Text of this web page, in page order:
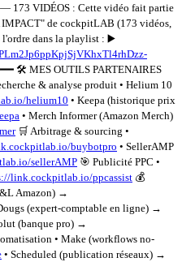
173 VIDÉOS : Cette vidéo fait partie
de cockpitLAB (173 vidéos,
l'ordre dans la playlist : ▶️
🛠️ MES OUTILS PARTENAIRES
& analyse produit • Helium 10
helium10 • Keepa (historique prix
• Merch Informer (Amazon Merch)
🛒 Arbitrage & sourcing •
buybotpro • SellerAMP
sellerAMP 🎯 Publicité PPC •
link.cockpitlab.io/ppcassist 💰
Amazon) →
(expert-comptable en ligne) →
(banque pro) →
• Make (workflows no-
• Scheduled (publication réseaux) →